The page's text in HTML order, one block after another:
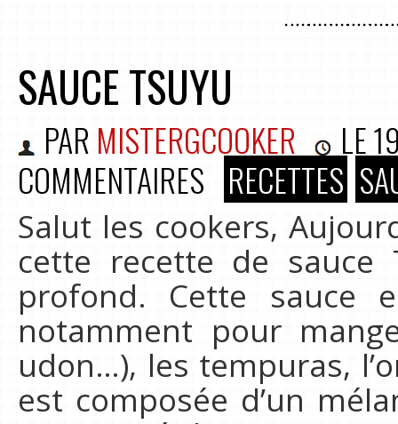
SAUCE TSUYU
PAR MISTERGCOOKER LE
COMMENTAIRES RECETTES
Salut les cookers,
cette recette de
profond. Cette sauce
notamment pour
udon…), les tempuras,
est composée d’un